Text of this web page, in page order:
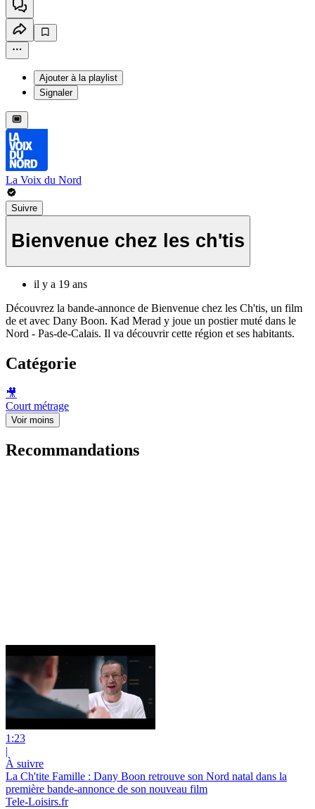
Ajouter à la playlist
Signaler
La Voix du Nord
Suivre
Bienvenue chez les ch'tis
il y a 19 ans
Découvrez la bande-annonce de Bienvenue chez les Ch'tis, un film
de et avec Dany Boon. Kad Merad y joue un postier muté dans le
Nord - Pas-de-Calais. Il va découvrir cette région et ses habitants.
Catégorie
🎥
Court métrage
Voir moins
Recommandations
1:23
|
À suivre
La Ch'tite Famille : Dany Boon retrouve son Nord natal dans la
première bande-annonce de son nouveau film
Tele-Loisirs.fr